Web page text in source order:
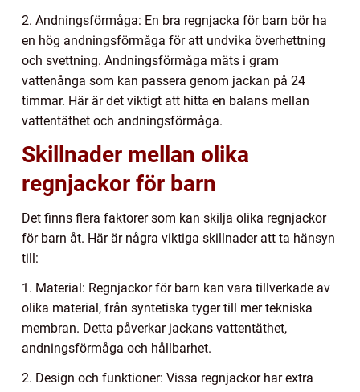
2. Andningsförmåga: En bra regnjacka för barn bör ha
en hög andningsförmåga för att undvika överhettning
och svettning. Andningsförmåga mäts i gram
vattenånga som kan passera genom jackan på 24
timmar. Här är det viktigt att hitta en balans mellan
vattentäthet och andningsförmåga.
Skillnader mellan olika
regnjackor för barn
Det finns flera faktorer som kan skilja olika regnjackor
för barn åt. Här är några viktiga skillnader att ta hänsyn
till:
1. Material: Regnjackor för barn kan vara tillverkade av
olika material, från syntetiska tyger till mer tekniska
membran. Detta påverkar jackans vattentäthet,
andningsförmåga och hållbarhet.
2. Design och funktioner: Vissa regnjackor har extra